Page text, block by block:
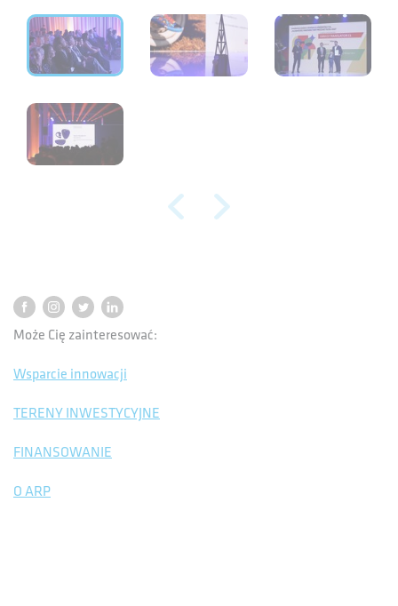
Może Cię zainteresować:
Wsparcie innowacji
TERENY INWESTYCYJNE
FINANSOWANIE
O ARP